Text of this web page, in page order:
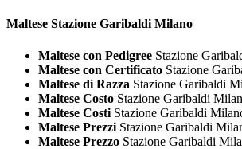
Maltese Stazione Garibaldi Milano
Maltese con Pedigree Stazione
Maltese con Certificato Stazione
Maltese di Razza Stazione Garibaldi
Maltese Costo Stazione Garibaldi
Maltese Costi Stazione Garibaldi
Maltese Prezzi Stazione Garibaldi
Maltese Prezzo Stazione Garibaldi